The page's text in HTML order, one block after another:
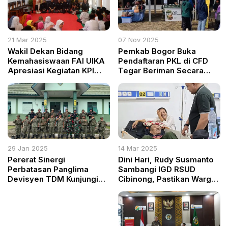
21 Mar 2025
Wakil Dekan Bidang
Kemahasiswaan FAI UIKA
Apresiasi Kegiatan KPI
07 Nov 2025
Pemkab Bogor Buka
Pendaftaran PKL di CFD
Tegar Beriman Secara
29 Jan 2025
Pererat Sinergi
Perbatasan Panglima
Devisyen TDM Kunjungi
14 Mar 2025
Dini Hari, Rudy Susmanto
Sambangi IGD RSUD
Cibinong, Pastikan Warga